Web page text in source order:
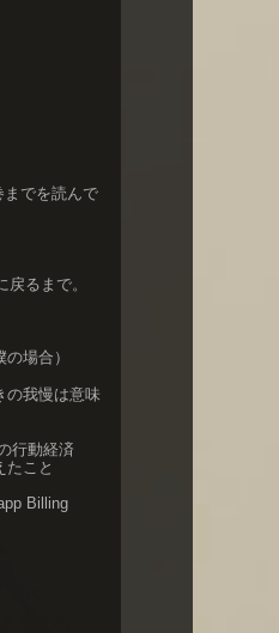
までを読んで
るまで。
場合）
の我慢は意味
行動経済
たこと
Billing